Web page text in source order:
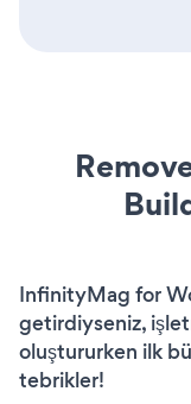
InfinityMag for
getirdiyseniz,
oluştururken ilk
tebrikler!